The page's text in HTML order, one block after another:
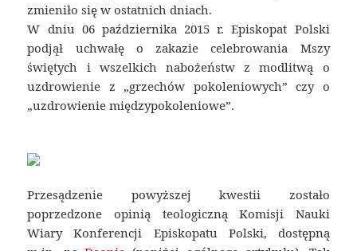
zmieniło się w ostatnich dniach.
W dniu 06 października 2015 r. Episkopat Polski
podjął uchwałę o zakazie celebrowania Mszy
świętych i wszelkich nabożeństw z modlitwą o
uzdrowienie z „grzechów pokoleniowych” czy o
„uzdrowienie międzypokoleniowe”.
Przesądzenie powyższej kwestii zostało
poprzedzone opinią teologiczną Komisji Nauki
Wiary Konferencji Episkopatu Polski, dostępną